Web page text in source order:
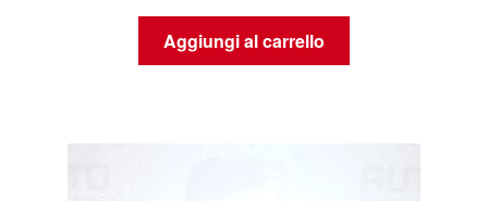
Aggiungi al carrello